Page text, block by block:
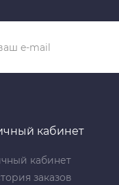
кабинет
кабинет
заказов